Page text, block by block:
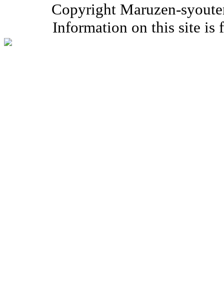
Copyright Maruzen-
Information on this site is